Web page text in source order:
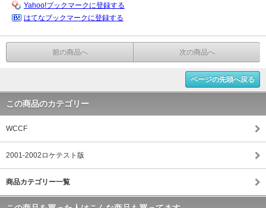
Yahoo!ブックマークに登録する
はてなブックマークに登録する
前の商品へ 次の商品へ
ページの先頭へ戻る
この商品のカテゴリー
WCCF
2001-2002ロケテスト版
商品カテゴリー一覧